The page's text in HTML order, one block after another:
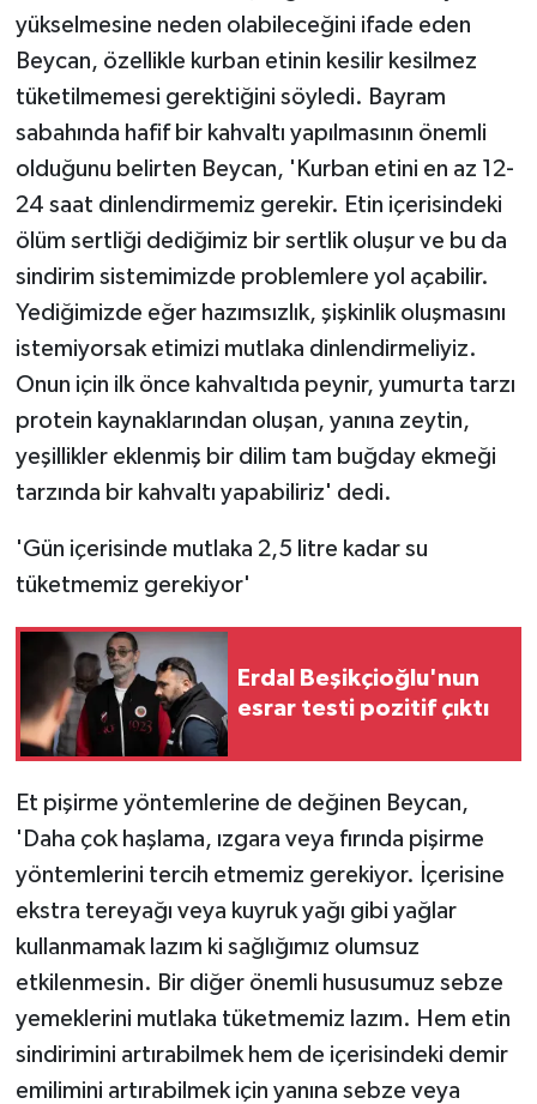
yükselmesine neden olabileceğini ifade eden
Beycan, özellikle kurban etinin kesilir kesilmez
tüketilmemesi gerektiğini söyledi. Bayram
sabahında hafif bir kahvaltı yapılmasının önemli
olduğunu belirten Beycan, 'Kurban etini en az 12-
24 saat dinlendirmemiz gerekir. Etin içerisindeki
ölüm sertliği dediğimiz bir sertlik oluşur ve bu da
sindirim sistemimizde problemlere yol açabilir.
Yediğimizde eğer hazımsızlık, şişkinlik oluşmasını
istemiyorsak etimizi mutlaka dinlendirmeliyiz.
Onun için ilk önce kahvaltıda peynir, yumurta tarzı
protein kaynaklarından oluşan, yanına zeytin,
yeşillikler eklenmiş bir dilim tam buğday ekmeği
tarzında bir kahvaltı yapabiliriz' dedi.
'Gün içerisinde mutlaka 2,5 litre kadar su
tüketmemiz gerekiyor'
Erdal Beşikçioğlu'nun
esrar testi pozitif çıktı
Et pişirme yöntemlerine de değinen Beycan,
'Daha çok haşlama, ızgara veya fırında pişirme
yöntemlerini tercih etmemiz gerekiyor. İçerisine
ekstra tereyağı veya kuyruk yağı gibi yağlar
kullanmamak lazım ki sağlığımız olumsuz
etkilenmesin. Bir diğer önemli hususumuz sebze
yemeklerini mutlaka tüketmemiz lazım. Hem etin
sindirimini artırabilmek hem de içerisindeki demir
emilimini artırabilmek için yanına sebze veya